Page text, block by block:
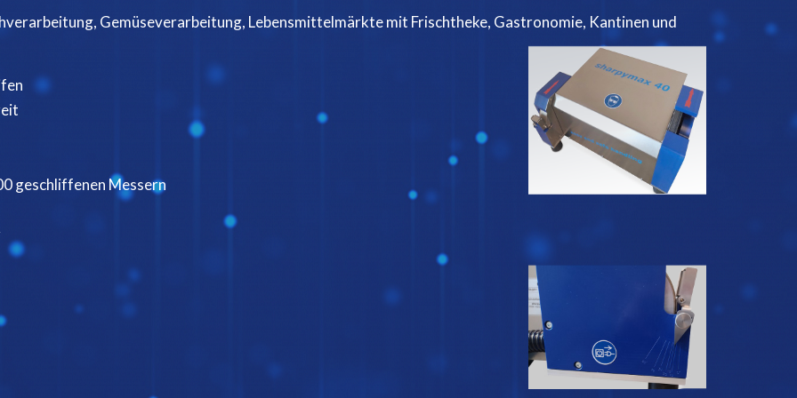
Gemüseverarbeitung, Lebensmittelmärkte mit Frischtheke, Gastronomie, Kantinen und
geschliffenen Messern